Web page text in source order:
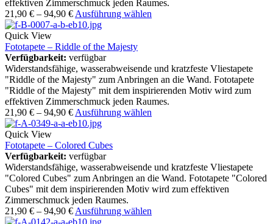
effektiven Zimmerschmuck jeden Raumes.
21,90 € – 94,90 € Ausführung wählen
Quick View
Fototapete – Riddle of the Majesty
Verfügbarkeit: verfügbar
Widerstandsfähige, wasserabweisende und kratzfeste Vliestapete
"Riddle of the Majesty" zum Anbringen an die Wand. Fototapete
"Riddle of the Majesty" mit dem inspirierenden Motiv wird zum
effektiven Zimmerschmuck jeden Raumes.
21,90 € – 94,90 € Ausführung wählen
Quick View
Fototapete – Colored Cubes
Verfügbarkeit: verfügbar
Widerstandsfähige, wasserabweisende und kratzfeste Vliestapete
"Colored Cubes" zum Anbringen an die Wand. Fototapete "Colored
Cubes" mit dem inspirierenden Motiv wird zum effektiven
Zimmerschmuck jeden Raumes.
21,90 € – 94,90 € Ausführung wählen